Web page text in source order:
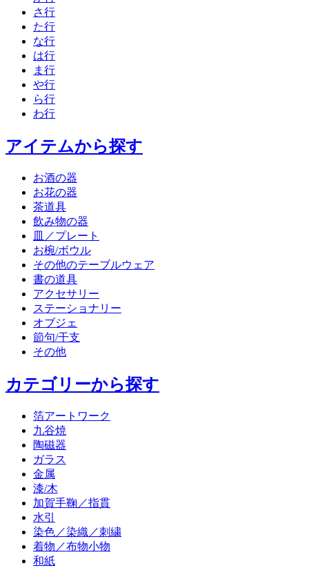
さ行
た行
な行
は行
ま行
や行
ら行
わ行
アイテムから探す
お酒の器
お花の器
茶道具
飲み物の器
皿／プレート
お椀/ボウル
その他のテーブルウェア
書の道具
アクセサリー
ステーショナリー
オブジェ
節句/干支
その他
カテゴリーから探す
箔アートワーク
九谷焼
陶磁器
ガラス
金属
漆/木
加賀手鞠／指貫
水引
染色／染織／刺繍
着物／布物小物
和紙